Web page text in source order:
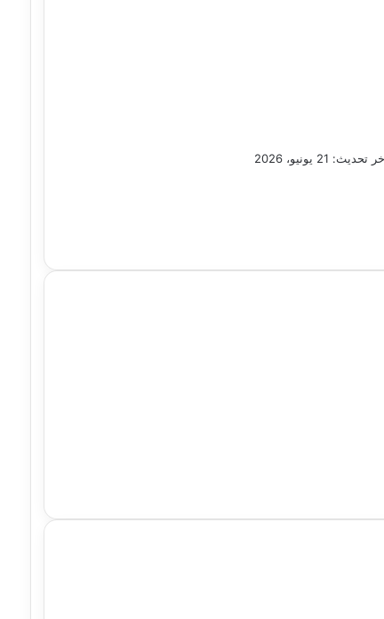
تحديث: 21 يونيو، 2026